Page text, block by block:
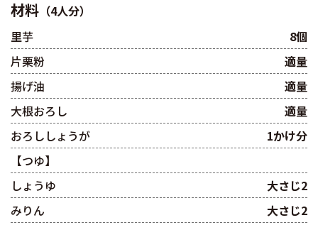
材料 （4人分）
里芋
8個
片栗粉
適量
揚げ油
適量
大根おろし
適量
おろししょうが
1かけ分
【つゆ】
しょうゆ
大さじ2
みりん
大さじ2